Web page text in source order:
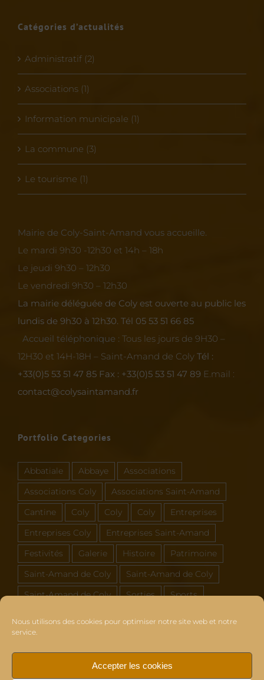
Nous utilisons des cookies pour optimiser notre site web et notre
service.
Accepter les cookies
Catégories d’actualités
Administratif (2)
Associations (1)
Information municipale (1)
La commune (3)
Le tourisme (1)
Mairie de Coly-Saint-Amand vous accueille.
Le mardi 9h30 -12h30 et 14h – 18h
Le jeudi 9h30 – 12h30
Le vendredi 9h30 – 12h30
La mairie déléguée de Coly est ouverte au public les
lundis de 9h30 à 12h30. Tél 05 53 51 66 85
Accueil téléphonique : Tous les jours de 9H30 –
12H30 et 14H-18H – Saint-Amand de Coly Tél :
+33(0)5 53 51 47 85 Fax : +33(0)5 53 51 47 89 E.mail :
contact@colysaintamand.fr
Portfolio Categories
Abbatiale Abbaye Associations
Associations Coly Associations Saint-Amand
Cantine Coly Coly Coly Entreprises
Entreprises Coly Entreprises Saint-Amand
Festivités Galerie Histoire Patrimoine
Saint-Amand de Coly Saint-Amand de Coly
Saint-Amand de Coly Sorties Sports